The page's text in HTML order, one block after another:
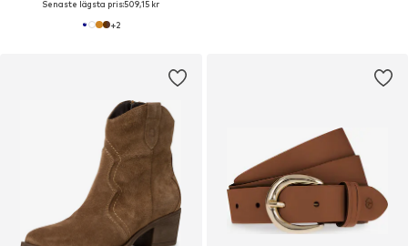
Senaste lägsta pris:509,15 kr
+2